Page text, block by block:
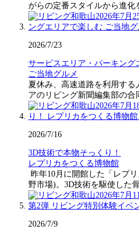
がらの定番スタイルから進化
2026/7/23
サービスエリア・パーキング
ご当地グルメ
夏休み、高速道路を利用する
アのリビング新聞編集部の合
2026/7/16
3D技術で本物そっくり！
レプリカをつくる博物館
昨年10月に開館した「レプ
野市場)。3D技術を駆使した
2026/7/9